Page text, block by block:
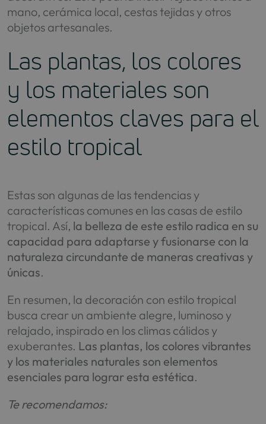
mano, cerámica local, cestas tejidas y otros
objetos artesanales.
Las plantas, los colores
y los materiales son
elementos claves para el
estilo tropical
Estas son algunas de las tendencias y
características comunes en las casas de estilo
tropical. Así, la belleza de este estilo radica en su
capacidad para adaptarse y fusionarse con la
naturaleza circundante de maneras creativas y
únicas.
En resumen, la decoración con estilo tropical
busca crear un ambiente alegre, luminoso y
relajado, inspirado en los climas cálidos y
exuberantes. Las plantas, los colores vibrantes
y los materiales naturales son elementos
esenciales para lograr esta estética.
Te recomendamos: